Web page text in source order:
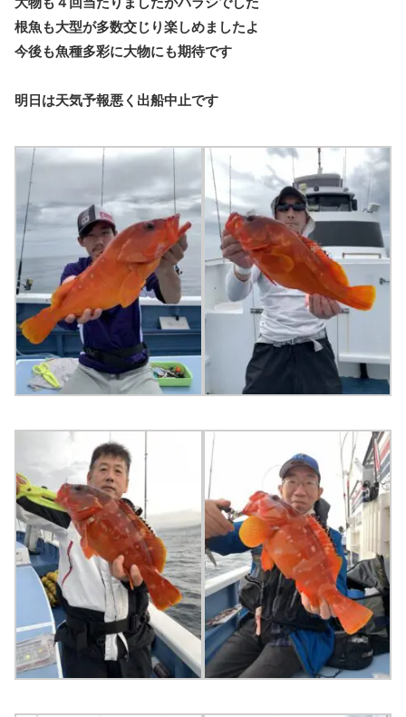
根魚も大型が多数交じり楽しめましたよ
今後も魚種多彩に大物にも期待です
明日は天気予報悪く出船中止です